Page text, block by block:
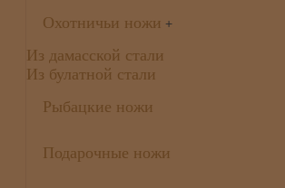
Охотничьи ножи +
Из дамасской стали
Из булатной стали
Рыбацкие ножи
Подарочные ножи